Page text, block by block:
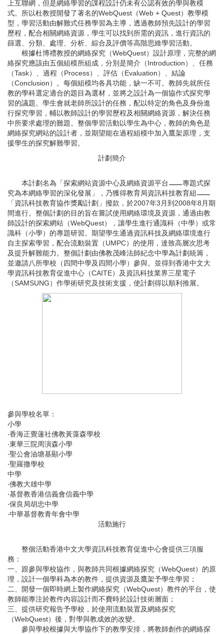
上互聯網，但是網絡學習的課程設計仍未有公認有效的學與教模
式。所以杜教授開發了著名的WebQuest（Web + Quest）教學模
型，學習活動由解難式任務學習為主導，透過教師預先設計的學習
歷程，配合相關網絡資源，學生可以找到所需的資訊，進行資訊的
篩選、分類、處理、分析、綜合及評價等高階思維學習活動。
根據杜博禮教授的網絡探究（WebQuest）設計原理，完整的網
絡探究應該由五個組模所組成，分別是簡介（Introduction）、任務
（Task）、過程（Process）、評估（Evaluation）、結論
（Conclusion）。每個組模均各具功能，缺一不可。教師先就所任
教的學科選定適合的題目為選材，並將之設計為一個協作式探究學
習的議題。學生會就老師所設計的任務，配以特定的角色及身份進
行探究學習，輔以教師設計的學習歷程及相關網絡資源，解決任務
中所要求處理的難題。整個學習活動以學生為中心，教師的角色是
網絡探究網站的設計者，並期望能在過程組模中加入鷹架原理，支
援學生的探究解難學習。
計劃簡介
本計劃名為「探索網站資源中心及網絡資源平台
專題式探
究為本網絡學習的深化發展」，乃獲得教育局資訊科技教育組
「資訊科技教育協作獎勵計劃」撥款，於2007年3月到2008年8月期
間進行。整個計劃的目的旨在嘗試使用網絡環境及資源，通過由教
師設計的探索網站（WebQuest），讓學生進行通識科（中學）或常
識科（小學）的專題研習。期望學生通過資訊科技及網絡環境進行
自主探索學習，配合流動裝置（UMPC）的使用，達致高層次思考
及提升解難能力。整個計劃由佛教茂峰法師紀念中學為計劃統籌，
並邀請八所學校（四間中學及四間小學）參與。並得到香港中文大
學資訊科技教育促進中心（CAITE）及資訊科技業界三星電子
（SAMSUNG）作學術研究及技術支援，使計劃得以順利推展。
參與學校名單：
小學
‧香海正覺蓮社佛教黃藻森學校
‧東華三院周演森小學
‧聖公會油塘基顯小學
‧聖羅撒學校
中學
‧佛教大雄中學
‧基督教香港信義會信義中學
‧保良局胡忠中學
‧中華基督教青年會中學
活動施行
整個活動香港中文大學資訊科技教育促進中心會提供三項服
務：
一、跟參與學校協作，與教師共同根據網絡探究（WebQuest）的原
理，設計一個學科為本的教件，提供資源及鷹架予學生學習；
二、開發一個即時網上製作網絡探究（WebQuest）教件的平台，使
教師能專注於教件內容設計而不費時於設計技術層面；
三、提供研究報告予學校，於使用流動裝置及網絡探究
（WebQuest）後，對學與教成效的改變。
參與學校根據與大學協作下的教學安排，將教師創作的網絡探